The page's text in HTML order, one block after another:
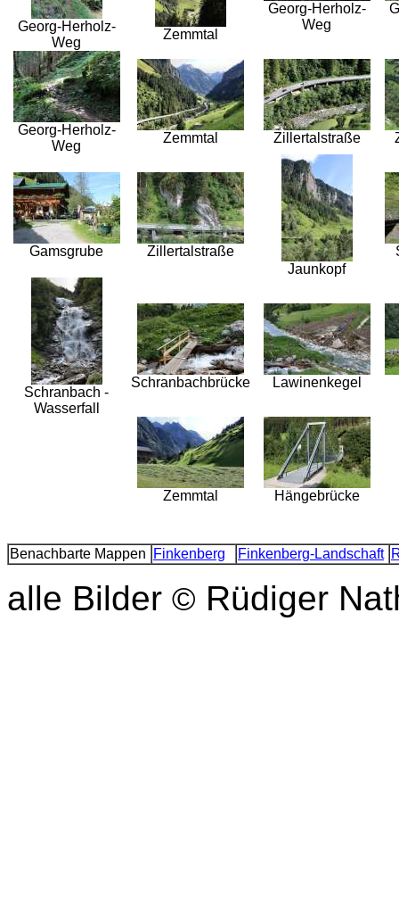
Georg-Herholz-
Weg
Zemmtal
Georg-Herholz-
Weg
Georg-Herholz-
Weg
Zemmtal Zillertalstraße
Gamsgrube
Zillertalstraße
Jaunkopf
Schranbach -
Wasserfall
Schranbachbrücke Lawinenkegel
Zemmtal Hängebrücke
Benachbarte Mappen Finkenberg Finkenberg-Landschaft
alle Bilder © Rüdiger